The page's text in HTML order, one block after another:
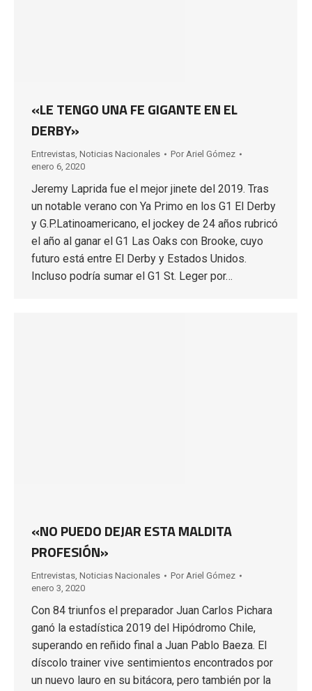
«LE TENGO UNA FE GIGANTE EN EL
DERBY»
Entrevistas, Noticias Nacionales Por Ariel Gómez
enero 6, 2020
Jeremy Laprida fue el mejor jinete del 2019. Tras
un notable verano con Ya Primo en los G1 El Derby
y G.P.Latinoamericano, el jockey de 24 años rubricó
el año al ganar el G1 Las Oaks con Brooke, cuyo
futuro está entre El Derby y Estados Unidos.
Incluso podría sumar el G1 St. Leger por…
«NO PUEDO DEJAR ESTA MALDITA
PROFESIÓN»
Entrevistas, Noticias Nacionales Por Ariel Gómez
enero 3, 2020
Con 84 triunfos el preparador Juan Carlos Pichara
ganó la estadística 2019 del Hipódromo Chile,
superando en reñido final a Juan Pablo Baeza. El
díscolo trainer vive sentimientos encontrados por
un nuevo lauro en su bitácora, pero también por la